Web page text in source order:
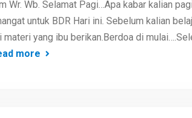
Wr. Wb. Selamat Pagi…Apa kabar kalian
untuk BDR Hari ini. Sebelum kalian
materi yang ibu berikan.Berdoa di
more